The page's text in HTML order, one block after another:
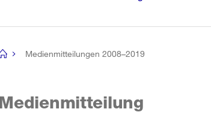
Medienmitteilungen 2008–2019